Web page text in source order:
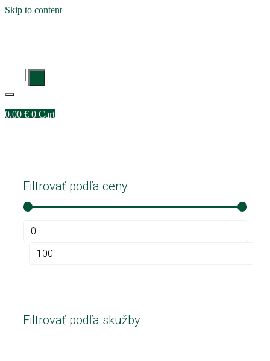
Skip to content
0.00 € 0 Cart
Filtrovať podľa ceny
Filtrovať podľa skužby